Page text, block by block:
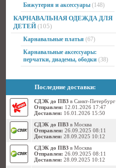
Бижутерия и аксессуары (148)
КАРНАВАЛЬНАЯ ОДЕЖДА ДЛЯ
ДЕТЕЙ (105)
Карнавальные платья (67)
Карнавальные аксессуары:
перчатки, диадемы, ободки (38)
Последние доставки:
СДЭК до ПВЗ в Санкт-Петербург
Отправлен: 12.01.2026 17:47
Доставлен: 16.01.2026 15:50
СДЭК до ПВЗ в Москва
Отправлен: 26.09.2025 08:11
Доставлен: 28.09.2025 10:12
СДЭК до ПВЗ в Москва
Отправлен: 26.09.2025 08:11
Доставлен: 28.09.2025 10:12